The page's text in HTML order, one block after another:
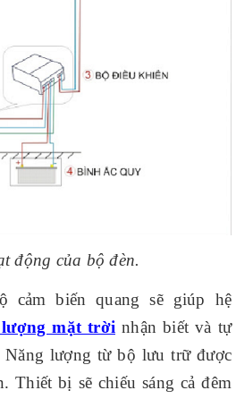
động của bộ đèn.
cảm biến quang sẽ giúp hệ
mặt trời nhận biết và tự
Năng lượng từ bộ lưu trữ được
Thiết bị sẽ chiếu sáng cả đêm